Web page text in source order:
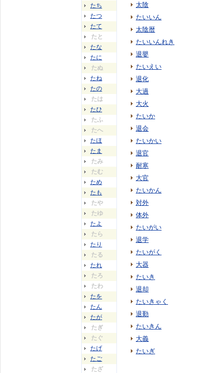
たち
たつ
たて
たと
たな
たに
たぬ
たね
たの
たは
たひ
たふ
たへ
たほ
たま
たみ
たむ
ため
たも
たや
たゆ
たよ
たら
たり
たる
たれ
たろ
たわ
たを
たん
たが
たぎ
たぐ
たげ
たご
たざ
太陰
たいいん
太陰暦
たいいんれき
退嬰
たいえい
退化
大過
大火
たいか
退会
たいかい
退官
耐寒
大官
たいかん
対外
体外
たいがい
退学
たいがく
大器
たいき
退却
たいきゃく
退勤
たいきん
大義
たいぎ